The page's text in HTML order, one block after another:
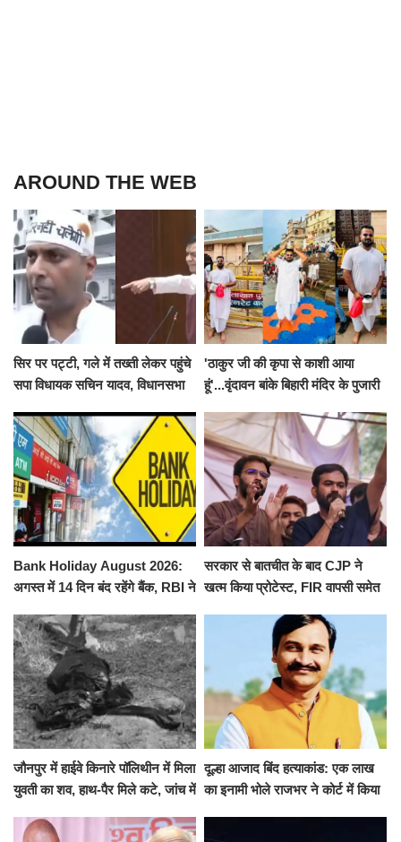
AROUND THE WEB
सिर पर पट्टी, गले में तख्ती लेकर पहुंचे
सपा विधायक सचिन यादव, विधानसभा
निलंबित
'ठाकुर जी की कृपा से काशी आया
हूं'...वृंदावन बांके बिहारी मंदिर के पुजारी
जलाभिषेक
Bank Holiday August 2026:
अगस्त में 14 दिन बंद रहेंगे बैंक, RBI ने
सरकार से बातचीत के बाद CJP ने
खत्म किया प्रोटेस्ट, FIR वापसी समेत
जौनपुर में हाईवे किनारे पॉलिथीन में मिला
युवती का शव, हाथ-पैर मिले कटे, जांच में
दूल्हा आजाद बिंद हत्याकांड: एक लाख
का इनामी भोले राजभर ने कोर्ट में किया